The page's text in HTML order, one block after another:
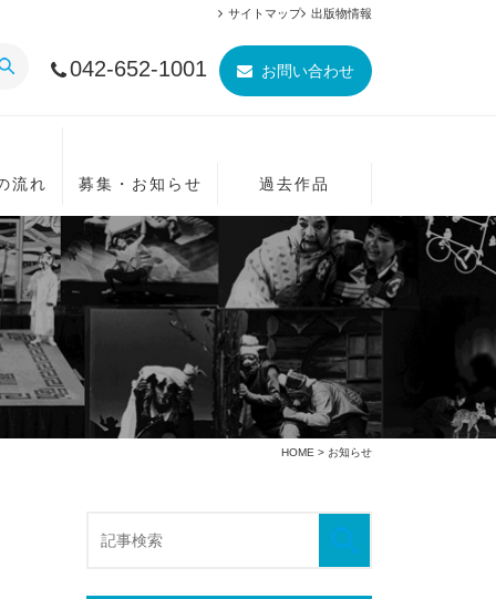
出版物情報
サイトマップ
042-652-1001 お問い合わせ
流れ 募集・お知らせ 過去作品
HOME > お知らせ